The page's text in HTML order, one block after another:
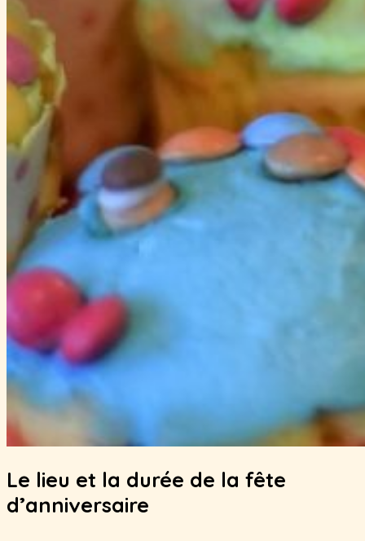
Le lieu et la durée de la fête
d’anniversaire